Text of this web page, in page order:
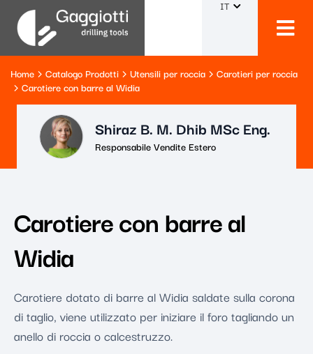
IT
Home Catalogo Prodotti Utensili per roccia
Carotieri per roccia
Carotiere con barre al Widia
Shiraz B. M. Dhib MSc Eng.
Responsabile Vendite Estero
Carotiere con barre al
Widia
Carotiere dotato di barre al Widia saldate sulla corona
di taglio, viene utilizzato per iniziare il foro tagliando un
anello di roccia o calcestruzzo.